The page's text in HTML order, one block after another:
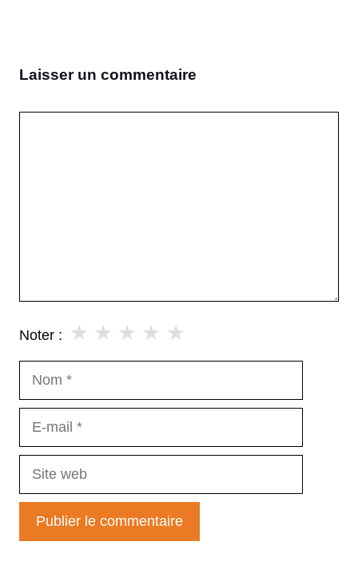
Laisser un commentaire
Noter : ★
★
★
★
★
Site